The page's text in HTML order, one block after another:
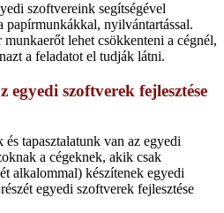
szoftvereink segítségével
papírmunkákkal, nyilvántartással.
lehet csökkenteni a cégnél,
a feladatot el tudják látni.
szoftverek fejlesztése
tapasztalatunk van az egyedi
a cégeknek, akik csak
alkalommal) készítenek egyedi
egyedi szoftverek fejlesztése